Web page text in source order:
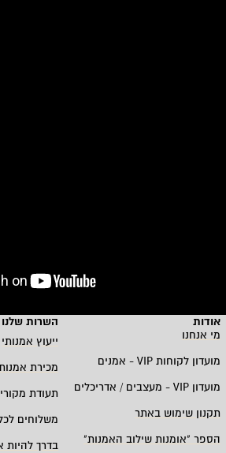
אודות השרות שלנו
מי אנחנו
ייעוץ אמנותי
מועדון לקוחותVIP - אמנים מכירת
מועדון
מעצבים / אדריכלים תעודת
תקנון שימוש באתר
משלוחים
הספר "אומנות שילוב האמנות" בדרך להיות